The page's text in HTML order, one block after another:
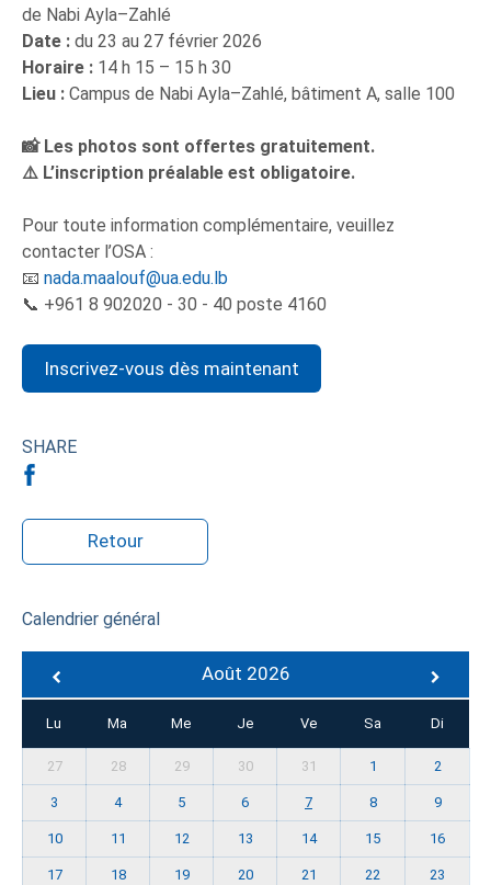
de Nabi Ayla–Zahlé
Date : du 23 au 27 février 2026
Horaire : 14 h 15 – 15 h 30
Lieu : Campus de Nabi Ayla–Zahlé, bâtiment A, salle 100
📸Les photos sont offertes gratuitement.
⚠️ L’inscription préalable est obligatoire.
Pour toute information complémentaire, veuillez
contacter l’OSA :
📧 nada.maalouf@ua.edu.lb
📞 +961 8 902020 - 30 - 40 poste 4160
Inscrivez-vous dès maintenant
SHARE
Retour
Calendrier général
Août 2026
Lu Ma Me Je Ve Sa Di
27 28 29 30 31 1 2
3 4 5 6 7 8 9
10 11 12 13 14 15 16
17 18 19 20 21 22 23